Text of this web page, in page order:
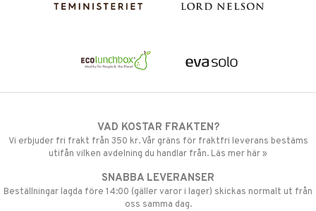
VAD KOSTAR FRAKTEN?
Vi erbjuder fri frakt från 350 kr. Vår gräns för fraktfri leverans bestäms
utifån vilken avdelning du handlar från. Läs mer här »
SNABBA LEVERANSER
Beställningar lagda före 14:00 (gäller varor i lager) skickas normalt ut från
oss samma dag.